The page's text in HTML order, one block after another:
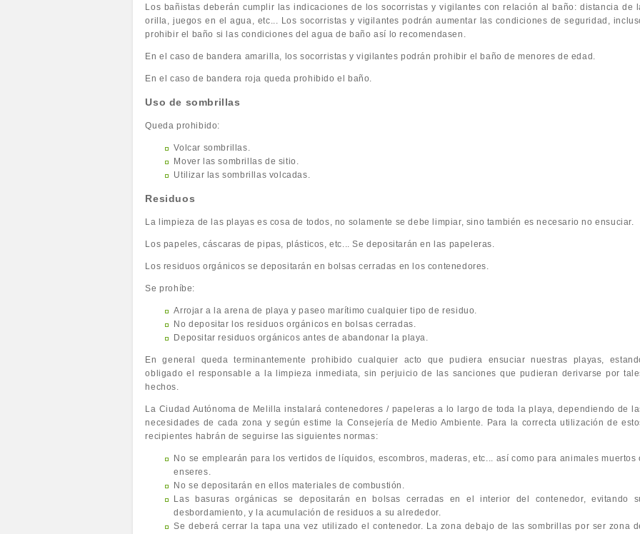
Los bañistas deberán cumplir las indicaciones de los socorristas y vigilantes con relación al baño: distancia de
orilla, juegos en el agua, etc... Los socorristas y vigilantes podrán aumentar las condiciones de seguridad,
prohibir el baño si las condiciones del agua de baño así lo recomendasen.
En el caso de bandera amarilla, los socorristas y vigilantes podrán prohibir el baño de menores de edad.
En el caso de bandera roja queda prohibido el baño.
Uso de sombrillas
Queda prohibido:
Volcar sombrillas.
Mover las sombrillas de sitio.
Utilizar las sombrillas volcadas.
Residuos
La limpieza de las playas es cosa de todos, no solamente se debe limpiar, sino también es necesario no ensuciar.
Los papeles, cáscaras de pipas, plásticos, etc... Se depositarán en las papeleras.
Los residuos orgánicos se depositarán en bolsas cerradas en los contenedores.
Se prohíbe:
Arrojar a la arena de playa y paseo marítimo cualquier tipo de residuo.
No depositar los residuos orgánicos en bolsas cerradas.
Depositar residuos orgánicos antes de abandonar la playa.
En general queda terminantemente prohibido cualquier acto que pudiera ensuciar nuestras playas,
obligado el responsable a la limpieza inmediata, sin perjuicio de las sanciones que pudieran derivarse por
hechos.
La Ciudad Autónoma de Melilla instalará contenedores / papeleras a lo largo de toda la playa, dependiendo de
necesidades de cada zona y según estime la Consejería de Medio Ambiente. Para la correcta utilización de
recipientes habrán de seguirse las siguientes normas:
No se emplearán para los vertidos de líquidos, escombros, maderas, etc... así como para animales muertos
enseres.
No se depositarán en ellos materiales de combustión.
Las basuras orgánicas se depositarán en bolsas cerradas en el interior del contenedor, evitando
desbordamiento, y la acumulación de residuos a su alrededor.
Se deberá cerrar la tapa una vez utilizado el contenedor. La zona debajo de las sombrillas por ser zona